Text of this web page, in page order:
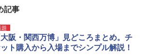
記事
題
大阪・関西万博」見どころまとめ。チ
ト購入から入場までシンプル解説！